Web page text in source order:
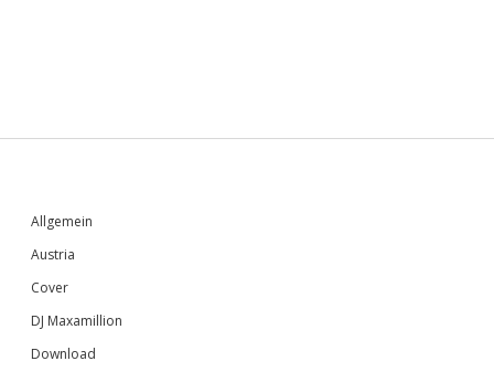
Sidebar
Allgemein
Austria
Cover
DJ Maxamillion
Download